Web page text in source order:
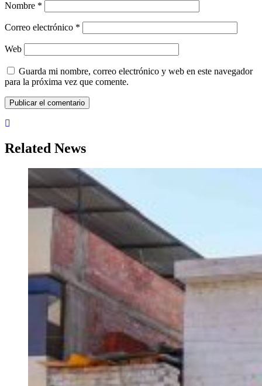
Nombre *
Correo electrónico *
Web
Guarda mi nombre, correo electrónico y web en este navegador
para la próxima vez que comente.
Related News